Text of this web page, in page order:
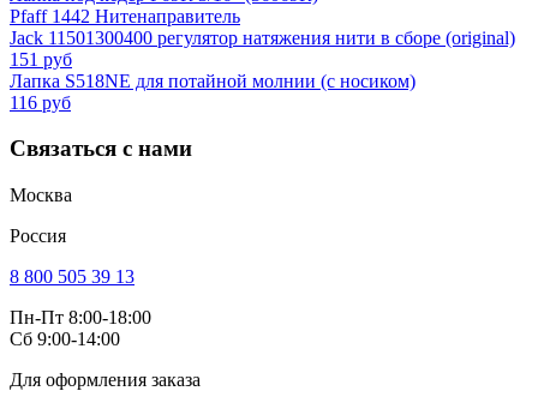
Pfaff 1442 Нитенаправитель
Jack 11501300400 регулятор натяжения нити в сборе (original)
151 руб
Лапка S518NE для потайной молнии (с носиком)
116 руб
Связаться с нами
Москва
Россия
8 800 505 39 13
Пн-Пт 8:00-18:00
Сб 9:00-14:00
Для оформления заказа